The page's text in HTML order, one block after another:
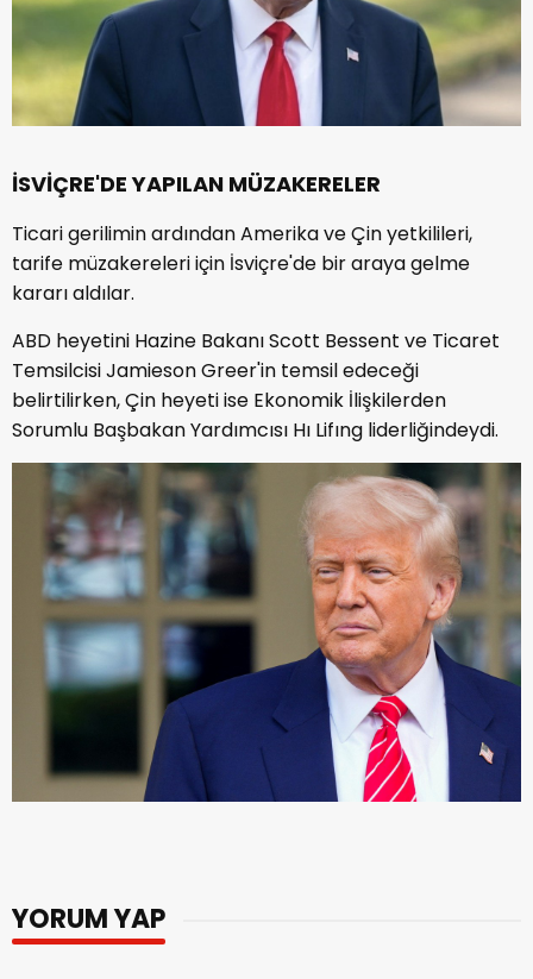
İSVİÇRE'DE YAPILAN MÜZAKERELER
Ticari gerilimin ardından Amerika ve Çin yetkilileri,
tarife müzakereleri için İsviçre'de bir araya gelme
kararı aldılar.
ABD heyetini Hazine Bakanı Scott Bessent ve Ticaret
Temsilcisi Jamieson Greer'in temsil edeceği
belirtilirken, Çin heyeti ise Ekonomik İlişkilerden
Sorumlu Başbakan Yardımcısı Hı Lifıng liderliğindeydi.
YORUM YAP